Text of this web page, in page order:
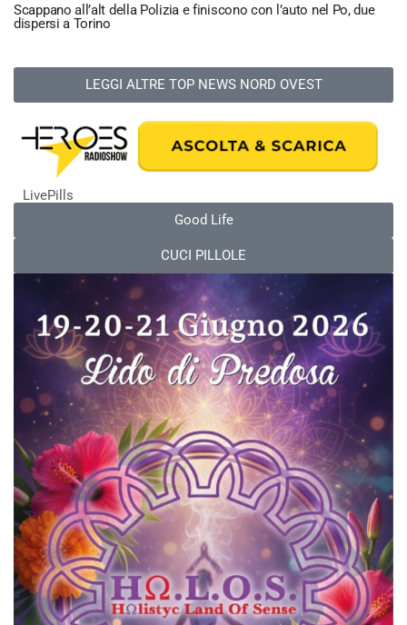
Scappano all’alt della Polizia e finiscono con l’auto nel Po, due
dispersi a Torino
LEGGI ALTRE TOP NEWS NORD OVEST
LivePills
Good Life
CUCI PILLOLE